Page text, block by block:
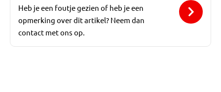
Heb je een foutje gezien of heb je een
opmerking over dit artikel? Neem dan
contact met ons op.